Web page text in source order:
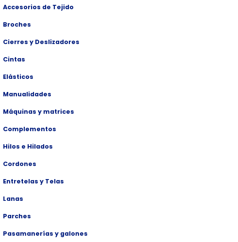
Accesorios de Tejido
Broches
Cierres y Deslizadores
Cintas
Elásticos
Manualidades
Máquinas y matrices
Complementos
Hilos e Hilados
Cordones
Entretelas y Telas
Lanas
Parches
Pasamanerías y galones